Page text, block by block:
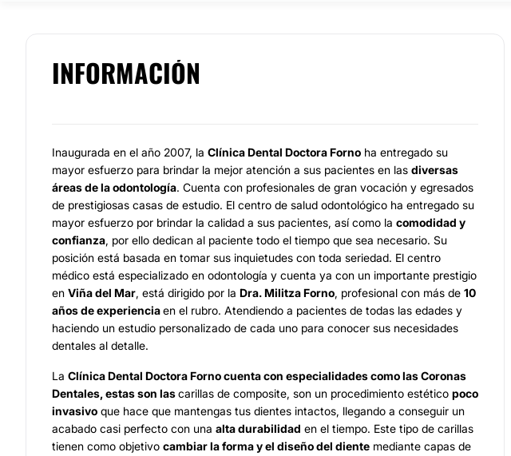
INFORMACIÓN
Inaugurada en el año 2007, la Clínica Dental Doctora Forno ha entregado su
mayor esfuerzo para brindar la mejor atención a sus pacientes en las diversas
áreas de la odontología. Cuenta con profesionales de gran vocación y egresados
de prestigiosas casas de estudio. El centro de salud odontológico ha entregado su
mayor esfuerzo por brindar la calidad a sus pacientes, así como la comodidad y
confianza, por ello dedican al paciente todo el tiempo que sea necesario. Su
posición está basada en tomar sus inquietudes con toda seriedad. El centro
médico está especializado en odontología y cuenta ya con un importante prestigio
en Viña del Mar, está dirigido por la Dra. Militza Forno, profesional con más de 10
años de experienciaen el rubro. Atendiendo a pacientes de todas las edades y
haciendo un estudio personalizado de cada uno para conocer sus necesidades
dentales al detalle.
La Clínica Dental Doctora Fornocuenta con especialidades como lasCoronas
Dentales, estas son lascarillas de composite, son un procedimiento estético poco
invasivo que hace que mantengas tus dientes intactos, llegando a conseguir un
acabado casi perfecto con una alta durabilidad en el tiempo. Este tipo de carillas
tienen como objetivo cambiar la forma y el diseño del diente mediante capas de